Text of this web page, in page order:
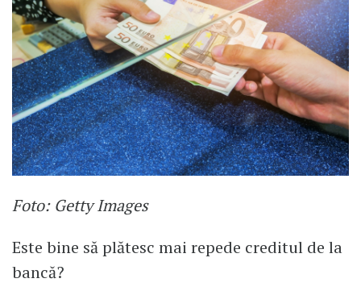
Foto: Getty Images
Este bine să plătesc mai repede creditul de la
bancă?